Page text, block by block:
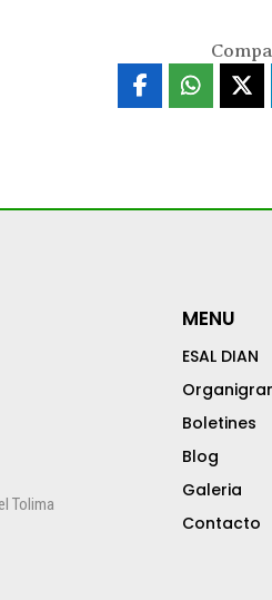
Tolima
MENU
ESAL DIAN
Boletines
Blog
Galeria
Contacto